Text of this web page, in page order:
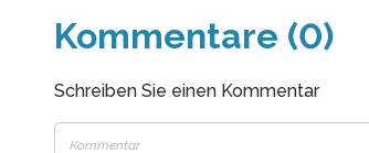
Kommentare (0)
Schreiben Sie einen Kommentar